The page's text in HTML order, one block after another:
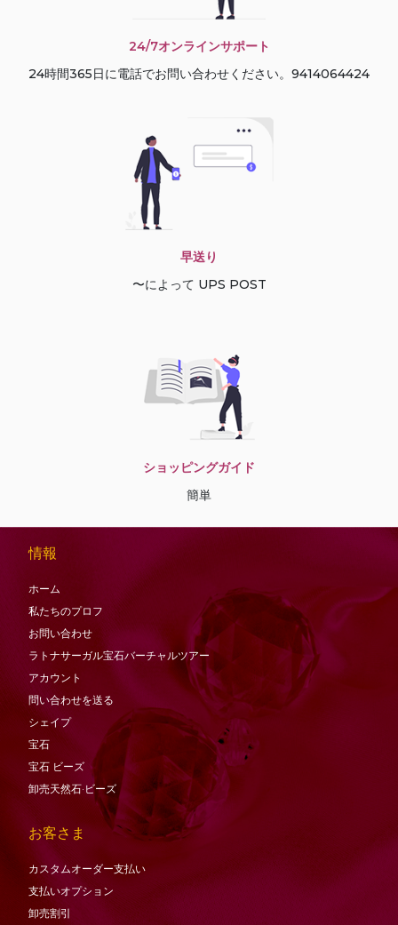
24/7オンラインサポート
24時間365日に電話でお問い合わせください。9414064424
早送り
〜によって UPS POST
ショッピングガイド
簡単
情報
ホーム
私たちのプロフ
お問い合わせ
ラトナサーガル宝石バーチャ​​ルツアー
アカウント
問い合わせを送る
シェイプ
宝石
宝石 ビーズ
卸売天然石·ビーズ
お客さま
カスタムオーダー支払い
支払いオプション
卸売割引